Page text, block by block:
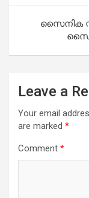
k
p
സൈനിക
Leave a
Your email
are marked *
Comment *